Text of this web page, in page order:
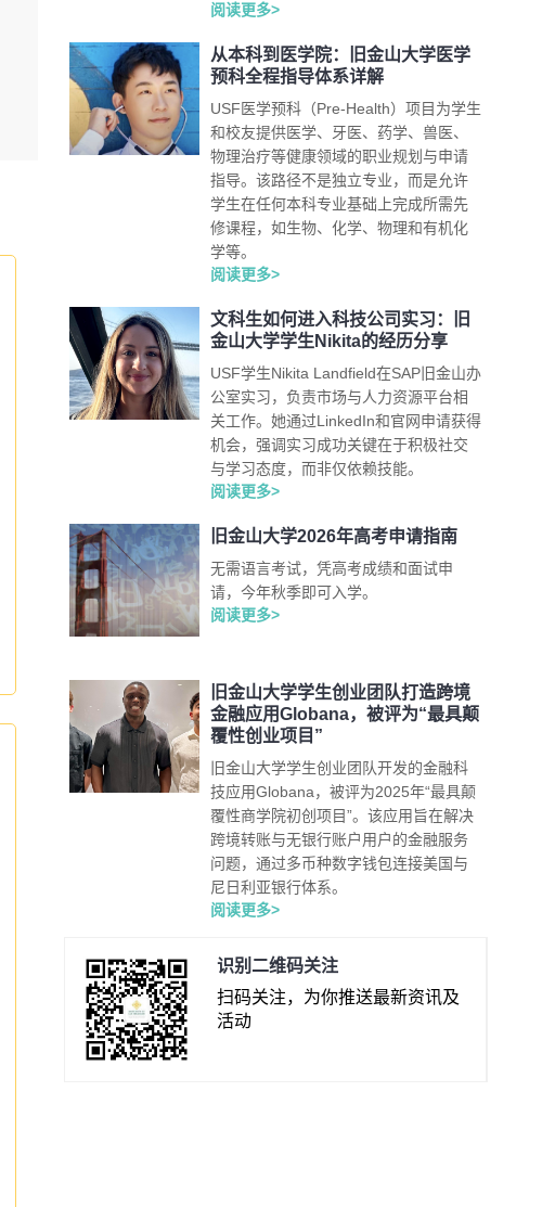
阅读更多>
从本科到医学院：旧金山大学医学
预科全程指导体系详解
USF医学预科（Pre-Health）项目为学生
和校友提供医学、牙医、药学、兽医、
物理治疗等健康领域的职业规划与申请
指导。该路径不是独立专业，而是允许
学生在任何本科专业基础上完成所需先
修课程，如生物、化学、物理和有机化
学等。
阅读更多>
文科生如何进入科技公司实习：旧
金山大学学生Nikita的经历分享
USF学生Nikita Landfield在SAP旧金山办
公室实习，负责市场与人力资源平台相
关工作。她通过LinkedIn和官网申请获得
机会，强调实习成功关键在于积极社交
与学习态度，而非仅依赖技能。
阅读更多>
旧金山大学2026年高考申请指南
无需语言考试，凭高考成绩和面试申
请，今年秋季即可入学。
阅读更多>
旧金山大学学生创业团队打造跨境
金融应用Globana，被评为“最具颠
覆性创业项目”
旧金山大学学生创业团队开发的金融科
技应用Globana，被评为2025年“最具颠
覆性商学院初创项目”。该应用旨在解决
跨境转账与无银行账户用户的金融服务
问题，通过多币种数字钱包连接美国与
尼日利亚银行体系。
阅读更多>
识别二维码关注
扫码关注，为你推送最新资讯及
活动